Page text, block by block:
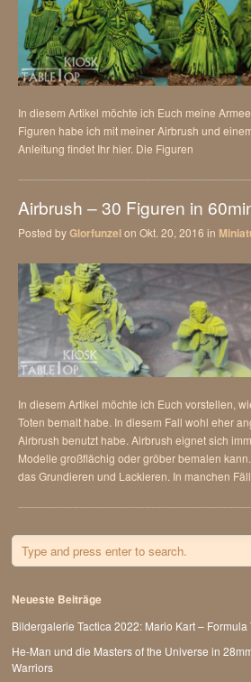
In diesem Artikel möchte ich Euch meine
Figuren habe ich mit meiner Airbrush und
Anleitung findet Ihr hier. Die Figuren
Airbrush – 30 Figuren in
Posted byGlorfunzelon Okt. 20, 2016 in
In diesem Artikel möchte ich Euch vorstellen,
Toten bemalt habe. In diesem Fall wohl eher
Airbrush benutzt habe. Airbrush eignet sich
Modelle großflächig oder gröber bemalen
das Grundieren und Lackieren. In manchen
Neueste Beiträge
Bildergalerie Tactica 2022: Mario Kart – Formula
He-Man und die Masters of the Universe in
Warriors